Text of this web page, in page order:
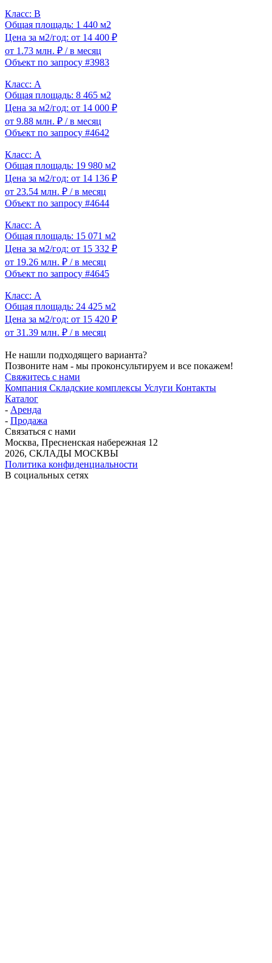
Класс: B
Общая площадь: 1 440 м2
Цена за м2/год: от 14 400 ₽
от 1.73 млн. ₽ / в месяц
Объект по запросу #3983
Класс: A
Общая площадь: 8 465 м2
Цена за м2/год: от 14 000 ₽
от 9.88 млн. ₽ / в месяц
Объект по запросу #4642
Класс: A
Общая площадь: 19 980 м2
Цена за м2/год: от 14 136 ₽
от 23.54 млн. ₽ / в месяц
Объект по запросу #4644
Класс: A
Общая площадь: 15 071 м2
Цена за м2/год: от 15 332 ₽
от 19.26 млн. ₽ / в месяц
Объект по запросу #4645
Класс: A
Общая площадь: 24 425 м2
Цена за м2/год: от 15 420 ₽
от 31.39 млн. ₽ / в месяц
Не нашли подходящего варианта?
Позвоните нам - мы проконсультируем и все покажем!
Свяжитесь с нами
Компания Складские комплексы Услуги Контакты
Каталог
- Аренда
- Продажа
Связаться с нами
Москва, Пресненская набережная 12
2026, СКЛАДЫ МОСКВЫ
Политика конфиденциальности
В социальных сетях